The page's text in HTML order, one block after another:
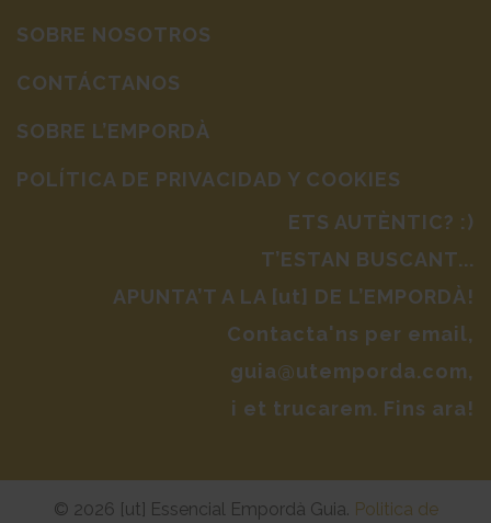
SOBRE NOSOTROS
CONTÁCTANOS
SOBRE L’EMPORDÀ
POLÍTICA DE PRIVACIDAD Y COOKIES
ETS AUTÈNTIC? :)
T’ESTAN BUSCANT...
APUNTA’T A LA [ut] DE L’EMPORDÀ!
Contacta'ns per email,
guia@utemporda.com,
i et trucarem. Fins ara!
© 2026 [ut] Essencial Empordà Guia. Politica de